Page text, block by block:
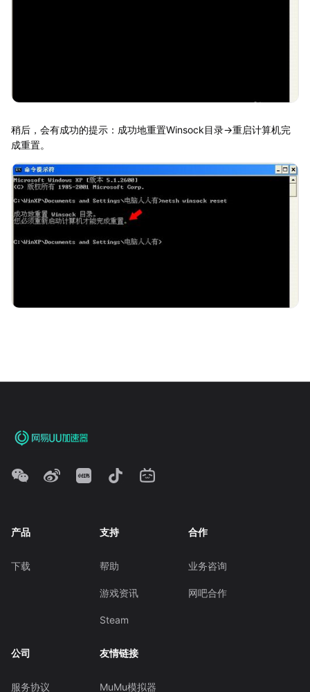
稍后，会有成功的提示：成功地重置Winsock目录→重启计算机完
成重置。
产品
下载
支持
帮助
游戏资讯
Steam
合作
业务咨询
网吧合作
公司
服务协议
友情链接
MuMu模拟器